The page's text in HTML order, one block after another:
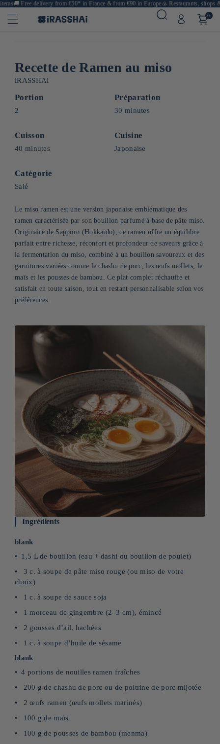
🚚Free delivery from €50* in France & from €90 in Europe🍙 Restaurants, shops &
0
Recette de Ramen au miso
iRASSHAi
Portion
2
Préparation
30 minutes
Cuisson
40 minutes
Cuisine
Japonaise
Catégorie
Salé
Le miso ramen est une version japonaise emblématique des
ramen caractérisée par son bouillon parfumé à base de pâte miso.
Originaire de Sapporo (Hokkaido), ce ramen offre un équilibre
parfait entre richesse, réconfort et profondeur de saveurs grâce à
la fermentation du miso, combiné à un bouillon savoureux et des
garnitures variées comme le chashu de porc, les œufs mollets, le
maïs et les pousses de bambou. Ce plat complet réchauffe et
satisfait en toute saison, tout en restant personnalisable selon vos
préférences.
Ingrédients
blank
1,5 L de bouillon (eau + dashi ou bouillon de poulet)
3 c. à soupe de pâte miso rouge (ou miso de votre
choix)
1 c. à soupe de sauce soja
1 morceau de gingembre (2–3 cm), émincé
2 gousses d’ail, hachées
1 c. à soupe d’huile de sésame
blank
4 portions de nouilles ramen fraîches
200 g de chashu de porc ou de poitrine de porc mijotée
2 œufs ramen (œufs mollets marinés)
100 g de maïs
100 g de pousses de bambou (menma)